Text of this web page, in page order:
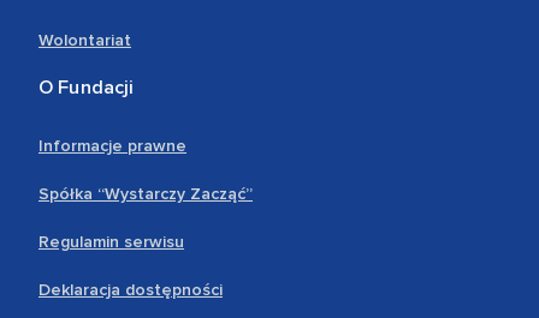
Wolontariat
O Fundacji
Informacje prawne
Spółka “Wystarczy Zacząć”
Regulamin serwisu
Deklaracja dostępności